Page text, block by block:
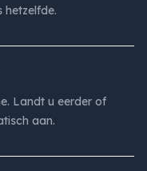
Landt u eerder of
aan.